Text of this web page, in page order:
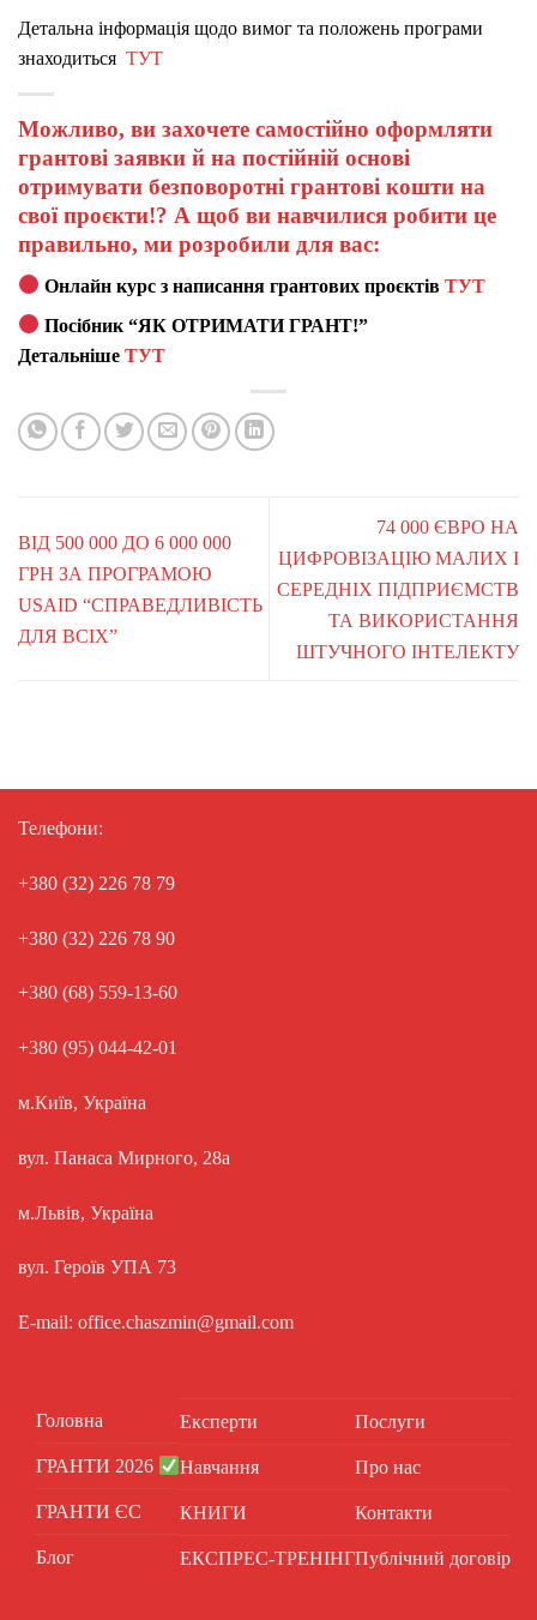
Детальна інформація щодо вимог та положень програми
знаходиться ТУТ
Можливо, ви захочете самостійно оформляти
грантові заявки й на постійній основі
отримувати безповоротні грантові кошти на
свої проєкти!? А щоб ви навчилися робити це
правильно, ми розробили для вас:
Онлайн курс з написання грантових проєктівТУТ
Посібник “ЯК ОТРИМАТИ ГРАНТ!”
Детальніше ТУТ
ВІД 500 000 ДО 6 000 000
ГРН ЗА ПРОГРАМОЮ
USAID “СПРАВЕДЛИВІСТЬ
ДЛЯ ВСІХ”
74 000 ЄВРО НА
ЦИФРОВІЗАЦІЮ МАЛИХ І
СЕРЕДНІХ ПІДПРИЄМСТВ
ТА ВИКОРИСТАННЯ
ШТУЧНОГО ІНТЕЛЕКТУ
Телефони:
+380 (32) 226 78 79
+380 (32) 226 78 90
+380 (68) 559-13-60
+380 (95) 044-42-01
м.Київ, Україна
вул. Панаса Мирного, 28а
м.Львів, Україна
вул. Героїв УПА 73
E-mail: office.chaszmin@gmail.com
Головна
ГРАНТИ 2026
ГРАНТИ ЄС
Блог
Експерти
Навчання
КНИГИ
ЕКСПРЕС-ТРЕНІНГ
Послуги
Про нас
Контакти
Публічний договір